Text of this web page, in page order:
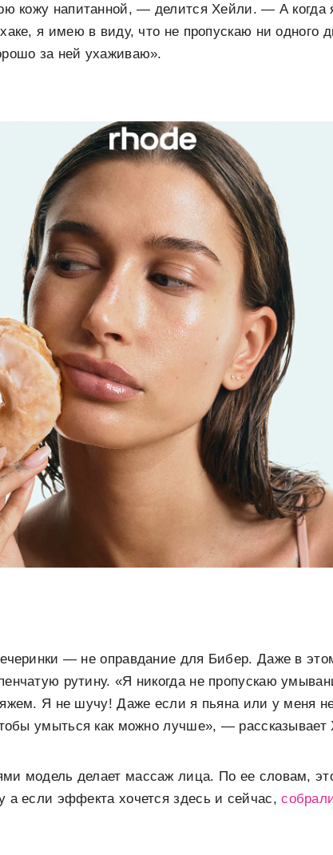
кожу напитанной, — делится Хейли. — А когда
я имею в виду, что не пропускаю ни одного
за ней ухаживаю».
— не оправдание для Бибер. Даже в
рутину. «Я никогда не пропускаю
Я не шучу! Даже если я пьяна или у меня
умыться как можно лучше», — рассказывает
модель делает массаж лица. По ее словам,
а если эффекта хочется здесь и сейчас,